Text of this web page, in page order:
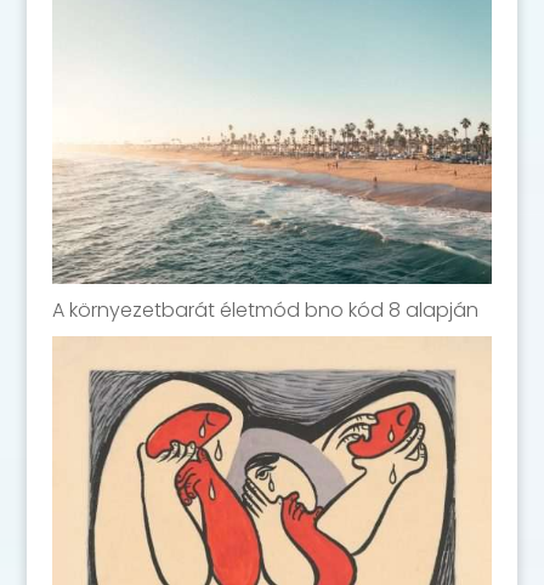
A környezetbarát életmód bno kód 8 alapján